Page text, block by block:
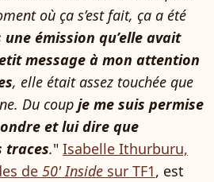
où ça s’est fait, ça a été
une émission qu’elle avait
message à mon attention
, elle était assez touchée que
Du coup je me suis permise
et lui dire que
traces." Isabelle Ithurburu,
de 50' Inside sur TF1, est